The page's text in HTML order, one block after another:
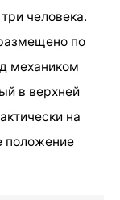
человека.
по
механиком
в верхней
на
положение